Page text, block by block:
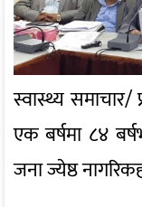
स्वास्थ्य
एक बर्षमा ८४
जना ज्येष्ठ